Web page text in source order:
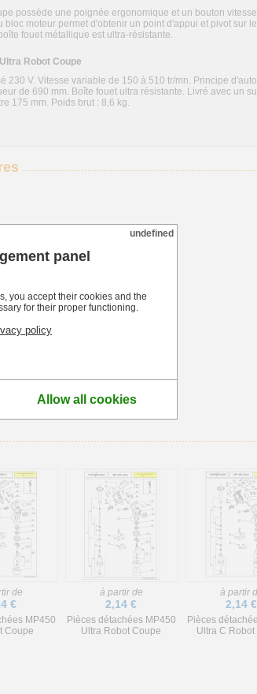
possède une poignée ergonomique et un bouton
moteur permet d'obtenir un point d'appui et pivot sur
fouet métallique est ultra-résistante.
Robot Coupe
230 V. Vitesse variable de 150 à 510 tr/mn. Principe
de 690 mm. Boîte fouet ultra résistante. Livré avec un
175 mm. Poids brut : 8,6 kg.
de
€
MP450
Coupe
à partir de
2,14 €
Pièces détachées MP450
Ultra Robot Coupe
à partir
2,14 €
Pièces
Ultra C Robot
undefined
panel
you accept their cookies and the
for their proper functioning.
policy
Allow all cookies